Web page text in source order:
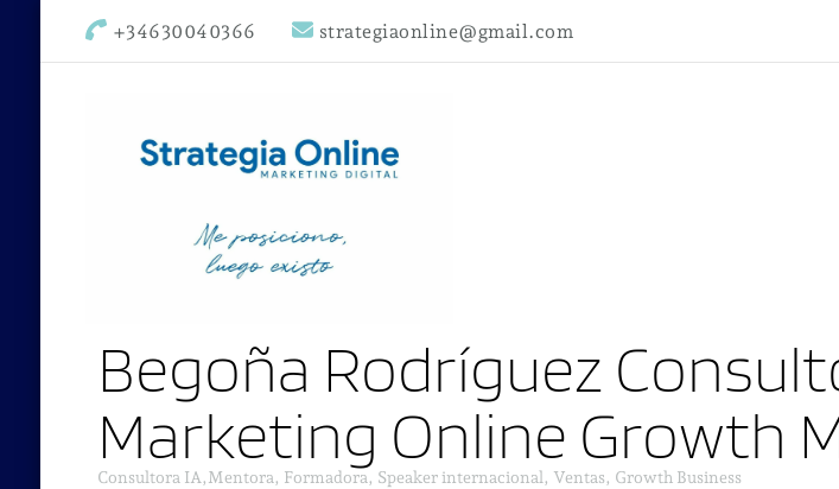
+34630040366 strategiaonline@gmail.com
Begoña Rodríguez
Marketing Online Growth
Consultora IA,Mentora, Formadora, Speaker internacional, Ventas, Growth Business